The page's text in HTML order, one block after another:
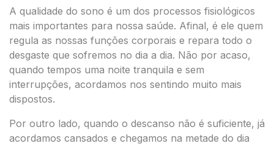
A qualidade do sono é um dos processos fisiológicos
mais importantes para nossa saúde. Afinal, é ele quem
regula as nossas funções corporais e repara todo o
desgaste que sofremos no dia a dia. Não por acaso,
quando tempos uma noite tranquila e sem
interrupções, acordamos nos sentindo muito mais
dispostos.
Por outro lado, quando o descanso não é suficiente, já
acordamos cansados e chegamos na metade do dia